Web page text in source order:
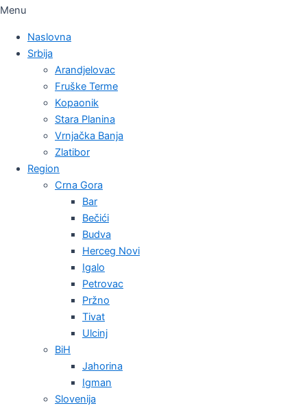
Menu
Naslovna
Srbija
Arandjelovac
Fruške Terme
Kopaonik
Stara Planina
Vrnjačka Banja
Zlatibor
Region
Crna Gora
Bar
Bečići
Budva
Herceg Novi
Igalo
Petrovac
Pržno
Tivat
Ulcinj
BiH
Jahorina
Igman
Slovenija